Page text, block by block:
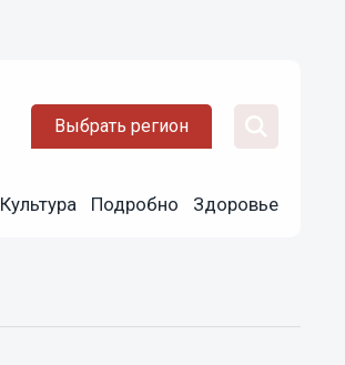
Выбрать регион
Культура Подробно Здоровье